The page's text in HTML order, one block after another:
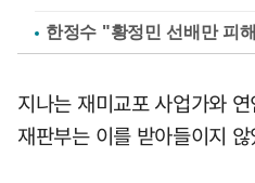
한정수 "황정민 선배만 피
지나는 재미교포 사업가와
재판부는 이를 받아들이지